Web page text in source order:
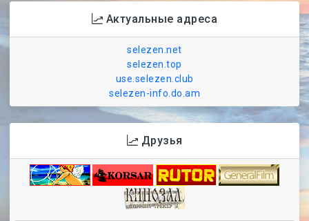
Актуальные адреса
selezen.net
selezen.top
use.selezen.club
selezen-info.do.am
Друзья